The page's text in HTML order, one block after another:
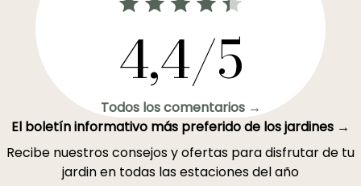
4,4/5
Todos los comentarios →
El boletín informativo más preferido de los jardines →
Recibe nuestros consejos y ofertas para disfrutar de tu
jardin en todas las estaciones del año